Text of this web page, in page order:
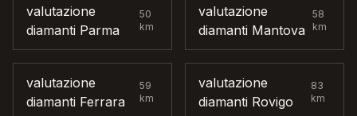
valutazione
diamanti Parma
50
km
valutazione
diamanti Mantova
58
km
valutazione
diamanti Ferrara
59
km
valutazione
diamanti Rovigo
83
km